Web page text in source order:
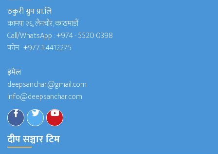
ठकुरी ग्रुप प्रा.लि
कामपा २६, लैनचौर, काठमाडौं
Call/WhatsApp :+974 - 5520 0398
फोन :+977-1-4412275
इमेल
deepsanchar@gmail.com
info@deepsanchar.com
दीप सञ्चार टिम